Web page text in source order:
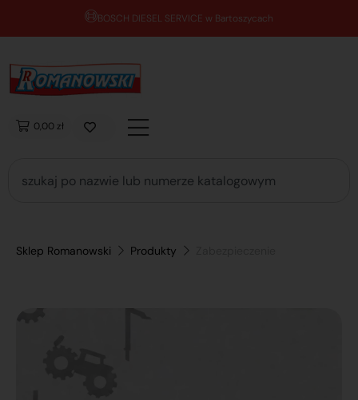
BOSCH DIESEL SERVICE w Bartoszycach
0,00 zł
Sklep Romanowski Produkty